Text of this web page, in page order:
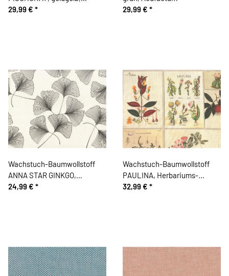
Acufactum
29,99 € *
29,99 € *
Wachstuch-Baumwollstoff
ANNA STAR GINKGO,
Gingkoblätter, weiß-schwarz
24,99 € *
Wachstuch-Baumwollstoff
PAULINA, Herbariums-
Pflanzen
32,99 € *